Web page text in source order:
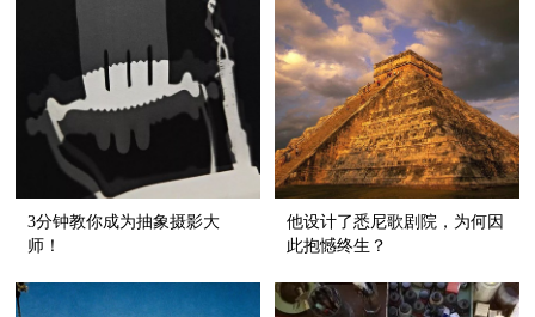
3分钟教你成为抽象摄影大
师！
他设计了悉尼歌剧院，为何因
此抱憾终生？